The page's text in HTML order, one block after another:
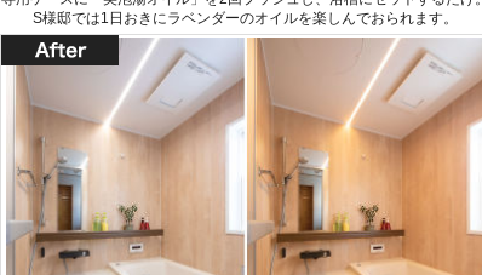
S様邸では1日おきにラベンダーのオイルを楽しんでおられます。